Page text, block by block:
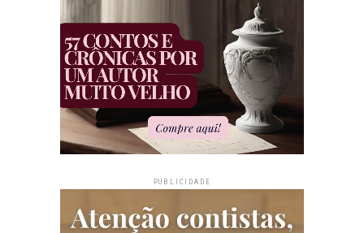
PUBLICIDADE